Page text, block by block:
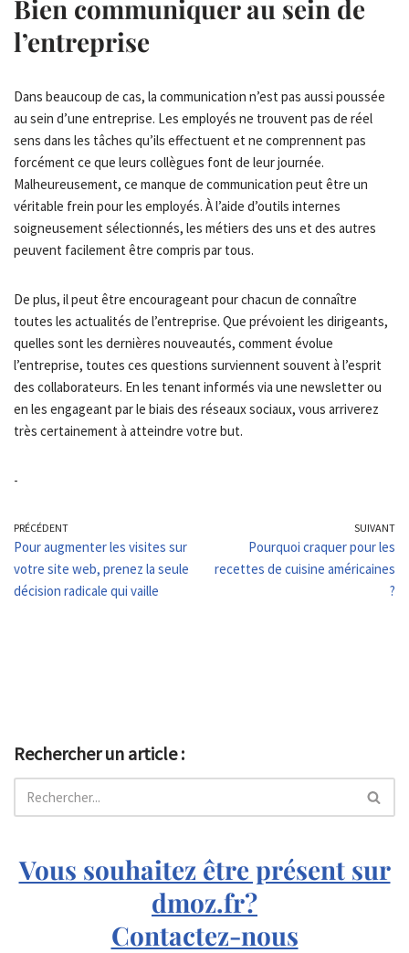
Bien communiquer au sein de
l’entreprise
Dans beaucoup de cas, la communication n’est pas aussi poussée
au sein d’une entreprise. Les employés ne trouvent pas de réel
sens dans les tâches qu’ils effectuent et ne comprennent pas
forcément ce que leurs collègues font de leur journée.
Malheureusement, ce manque de communication peut être un
véritable frein pour les employés. À l’aide d’outils internes
soigneusement sélectionnés, les métiers des uns et des autres
peuvent facilement être compris par tous.
De plus, il peut être encourageant pour chacun de connaître
toutes les actualités de l’entreprise. Que prévoient les dirigeants,
quelles sont les dernières nouveautés, comment évolue
l’entreprise, toutes ces questions surviennent souvent à l’esprit
des collaborateurs. En les tenant informés via une newsletter ou
en les engageant par le biais des réseaux sociaux, vous arriverez
très certainement à atteindre votre but.
-
PRÉCÉDENT
Pour augmenter les visites sur
votre site web, prenez la seule
décision radicale qui vaille
SUIVANT
Pourquoi craquer pour les
recettes de cuisine américaines
?
Rechercher un article :
Vous souhaitez être présent sur
dmoz.fr?
Contactez-nous